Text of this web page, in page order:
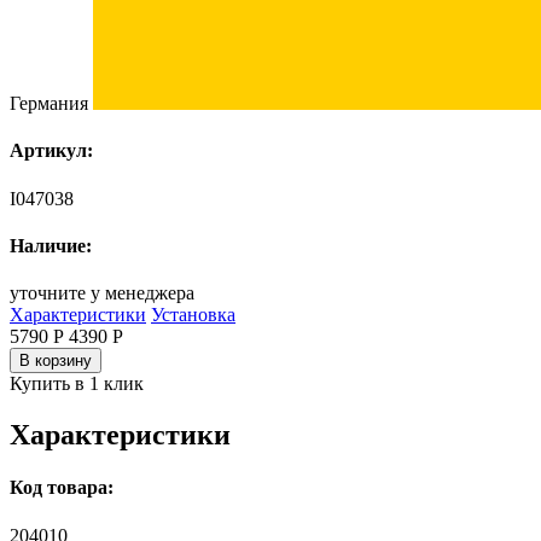
Германия
Артикул:
I047038
Наличие:
уточните у менеджера
Характеристики Установка
5790 Р 4390 Р
В корзину
Купить в 1 клик
Характеристики
Код товара:
204010